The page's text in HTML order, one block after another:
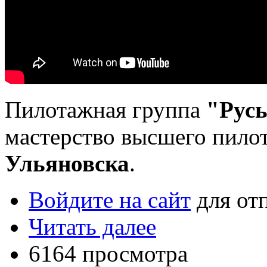
Пилотажная группа
мастерство высшего
Ульяновска.
Войдите на сайт для
Читать далее
6164 просмотра